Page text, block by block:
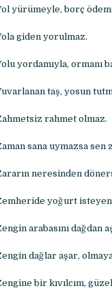
yürümeyle, borç
giden yorulmaz.
yordamıyla, ormanı
taş, yosun
rahmet olmaz.
sana uymazsa sen
neresinden
yoğurt
arabasını dağdan
dağlar aşar,
bir kıvılcım,